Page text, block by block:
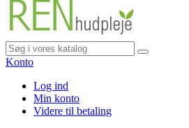
Konto
Log ind
Min konto
Videre til betaling